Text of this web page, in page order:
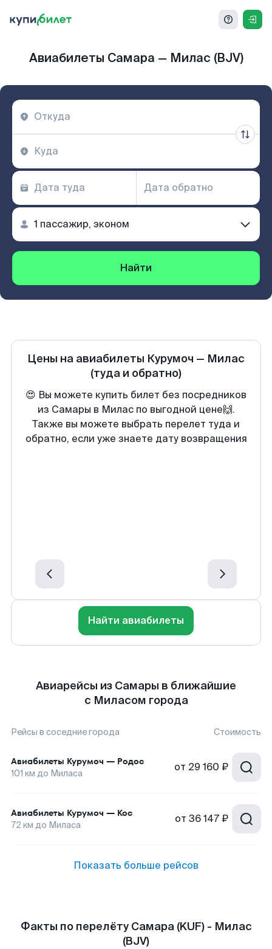
Авиабилеты Самара — Милас (BJV)
Найти
Цены на авиабилеты Курумоч — Милас
(туда и обратно)
😍 Вы можете купить билет без посредников
из Самары в Милас по выгодной цене🙌.
Также вы можете выбрать перелет туда и
обратно, если уже знаете дату возвращения
Найти авиабилеты
Авиарейсы из Самары в ближайшие
с Миласом города
Рейсы в соседние города Стоимость
Авиабилеты Курумоч — Родос
101 км до Миласа от 29 160 ₽
Авиабилеты Курумоч — Кос
72 км до Миласа от 36 147 ₽
Показать больше рейсов
Факты по перелёту Самара (KUF) - Милас
(BJV)